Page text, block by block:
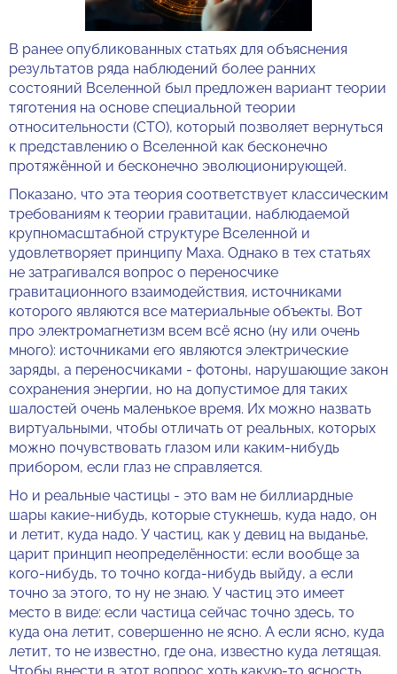
В ранее опубликованных статьях для объяснения
результатов ряда наблюдений более ранних
состояний Вселенной был предложен вариант теории
тяготения на основе специальной теории
относительности (СТО), который позволяет вернуться
к представлению о Вселенной как бесконечно
протяжённой и бесконечно эволюционирующей.
Показано, что эта теория соответствует классическим
требованиям к теории гравитации, наблюдаемой
крупномасштабной структуре Вселенной и
удовлетворяет принципу Маха. Однако в тех статьях
не затрагивался вопрос о переносчике
гравитационного взаимодействия, источниками
которого являются все материальные объекты. Вот
про электромагнетизм всем всё ясно (ну или очень
много): источниками его являются электрические
заряды, а переносчиками - фотоны, нарушающие закон
сохранения энергии, но на допустимое для таких
шалостей очень маленькое время. Их можно назвать
виртуальными, чтобы отличать от реальных, которых
можно почувствовать глазом или каким-нибудь
прибором, если глаз не справляется.
Но и реальные частицы - это вам не биллиардные
шары какие-нибудь, которые стукнешь, куда надо, он
и летит, куда надо. У частиц, как у девиц на выданье,
царит принцип неопределённости: если вообще за
кого-нибудь, то точно когда-нибудь выйду, а если
точно за этого, то ну не знаю. У частиц это имеет
место в виде: если частица сейчас точно здесь, то
куда она летит, совершенно не ясно. А если ясно, куда
летит, то не известно, где она, известно куда летящая.